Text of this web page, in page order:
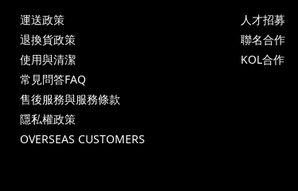
運送政策
退換貨政策
使用與清潔
常見問答FAQ
售後服務與服務條款
隱私權政策
OVERSEAS CUSTOMERS
人才招募
聯名合作
KOL合作